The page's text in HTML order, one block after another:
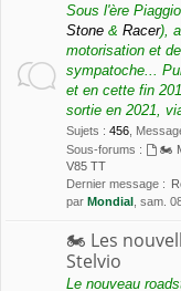
Sous l'ère
Stone & Racer),
motorisation et
sympatoche...
et en cette fin
sortie en 2021,
Sujets : 456
Sous-forums :
🏍
V85 TT
Dernier message :
par Mondial , sam.
🏍 Les
Stelvio
Le nouveau